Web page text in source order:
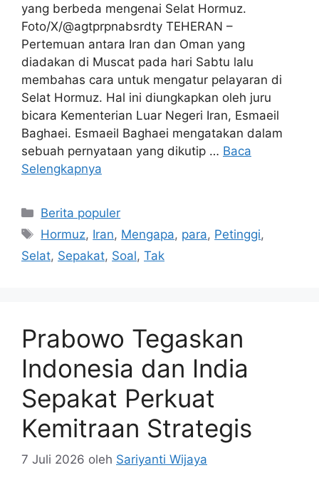
yang berbeda mengenai Selat Hormuz.
Foto/X/@agtprpnabsrdty TEHERAN –
Pertemuan antara Iran dan Oman yang
diadakan di Muscat pada hari Sabtu lalu
membahas cara untuk mengatur pelayaran di
Selat Hormuz. Hal ini diungkapkan oleh juru
bicara Kementerian Luar Negeri Iran, Esmaeil
Baghaei. Esmaeil Baghaei mengatakan dalam
sebuah pernyataan yang dikutip … Baca
Selengkapnya
Kategori
Berita populer
Tag
Hormuz, Iran, Mengapa, para, Petinggi,
Selat, Sepakat, Soal, Tak
Prabowo Tegaskan
Indonesia dan India
Sepakat Perkuat
Kemitraan Strategis
7 Juli 2026 oleh Sariyanti Wijaya